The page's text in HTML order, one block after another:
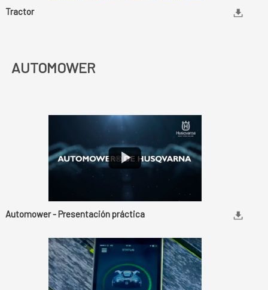
Tractor
AUTOMOWER
Automower - Presentación práctica